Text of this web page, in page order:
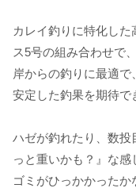
カレイ釣りに特化した
ス5号の組み合わせで
岸からの釣りに最適で
安定した釣果を期待で
ハゼが釣れたり、数投
っと重いかも？』な
ゴミがひっかかった